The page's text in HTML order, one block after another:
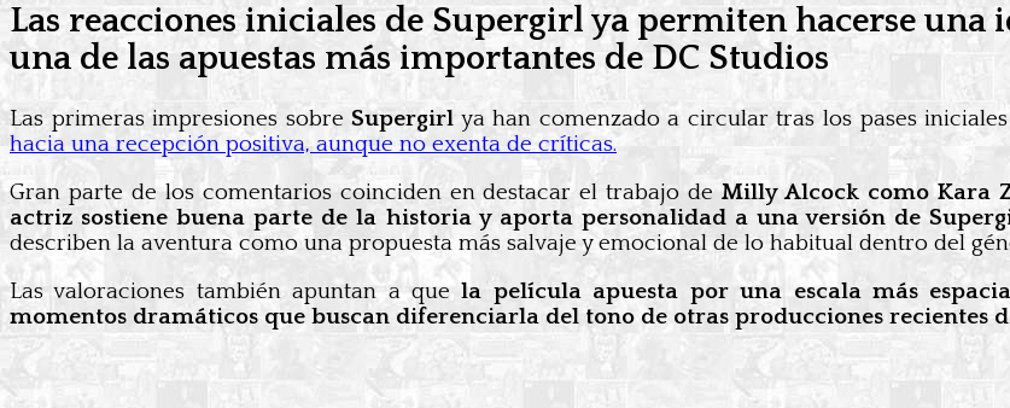
Las reacciones iniciales de Supergirl ya permiten hacerse
una de las apuestas más importantes de DC Studios
Las primeras impresiones sobreSupergirl ya han comenzado a circular tras los pases
hacia una recepción positiva, aunque no exenta de críticas.
Gran parte de los comentarios coinciden en destacar el trabajo deMilly Alcock como Kara
actriz sostiene buena parte de la historia y aporta personalidad a una versión de
describen la aventura como una propuesta más salvaje y emocional de lo habitual dentro del
Las valoraciones también apuntan a quela película apuesta por una escala más
momentos dramáticos que buscan diferenciarla del tono de otras producciones recientes